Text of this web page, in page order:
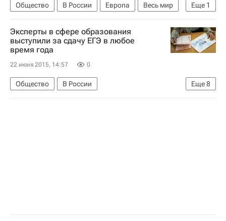
Еще 1
Общество В России Европа
Весь мир
Россия
Эксперты в сфере образования
выступили за сдачу ЕГЭ в любое
время года
22 июня 2015, 14:57 0
Еще8
Общество
В России
Образование - Общество
ЕГЭ-2015